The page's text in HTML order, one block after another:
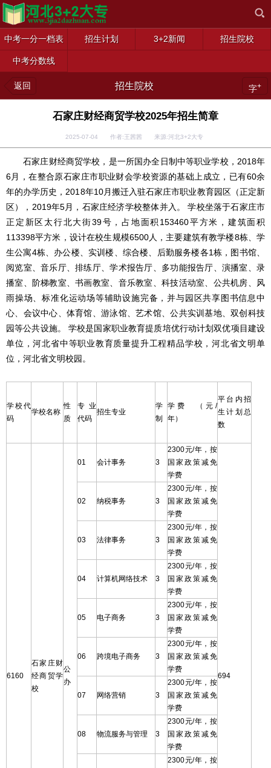
中考一分一档表 招生计划 3+2新闻 招生院校
中考分数线
返回 招生院校 字+
石家庄财经商贸学校2025年招生简章
2025-07-04 作者:王茜茜 来源:河北3+2大专
石家庄财经商贸学校，是一所国办全日制中等职业学校，2018年
6月，在整合原石家庄市职业财会学校资源的基础上成立，已有60余
年的办学历史，2018年10月搬迁入驻石家庄市职业教育园区（正定新
区），2019年5月，石家庄经济学校整体并入。 学校坐落于石家庄市
正定新区太行北大街39号，占地面积153460平方米，建筑面积
113398平方米，设计在校生规模6500人，主要建筑有教学楼8栋、学
生公寓4栋、办公楼、实训楼、综合楼、后勤服务楼各1栋，图书馆、
阅览室、音乐厅、排练厅、学术报告厅、多功能报告厅、演播室、录
播室、阶梯教室、书画教室、音乐教室、科技活动室、公共机房、风
雨操场、标准化运动场等辅助设施完备，并与园区共享图书信息中
心、会议中心、体育馆、游泳馆、艺术馆、公共实训基地、双创科技
园等公共设施。 学校是国家职业教育提质培优行动计划双优项目建设
单位，河北省中等职业教育质量提升工程精品学校，河北省文明单
位，河北省文明校园。
学校代
码
学校名称
性
质
专业
代码
招生专业
学
制
学费
（元/
年）
平台内招
生计划总
数
6160
石家庄财
经商贸学
校
公
办
01 会计事务 3
2300元/年，按
国家政策减免
学费
694
02 纳税事务 3
2300元/年，按
国家政策减免
学费
03 法律事务 3
2300元/年，按
国家政策减免
学费
04 计算机网络技术 3
2300元/年，按
国家政策减免
学费
05 电子商务 3
2300元/年，按
国家政策减免
学费
06 跨境电子商务 3
2300元/年，按
国家政策减免
学费
07 网络营销 3
2300元/年，按
国家政策减免
学费
08 物流服务与管理 3
2300元/年，按
国家政策减免
学费
2300元/年，按